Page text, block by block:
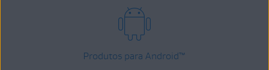
Produtos para Android™